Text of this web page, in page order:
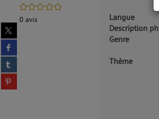
Partager
sur
twitter
(Nouvelle
fenêtre)
Partager
sur
facebook
(Nouvelle
fenêtre)
Partager
sur
tumblr
(Nouvelle
Partager
sur
/5
0 avis Langue
Description
Genre
Thème